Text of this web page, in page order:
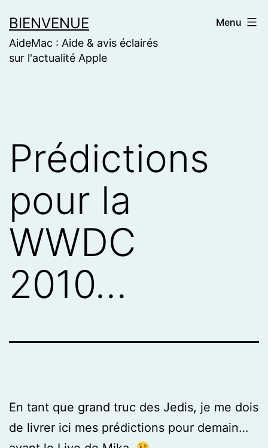
to
content
BIENVENUE
AideMac : Aide & avis éclairés
sur l'actualité Apple
Menu
Prédictions
pour la
WWDC
2010…
En tant que grand truc des Jedis, je me dois
de livrer ici mes prédictions pour demain…